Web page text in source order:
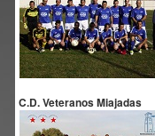
C.D. Veteranos Miajadas